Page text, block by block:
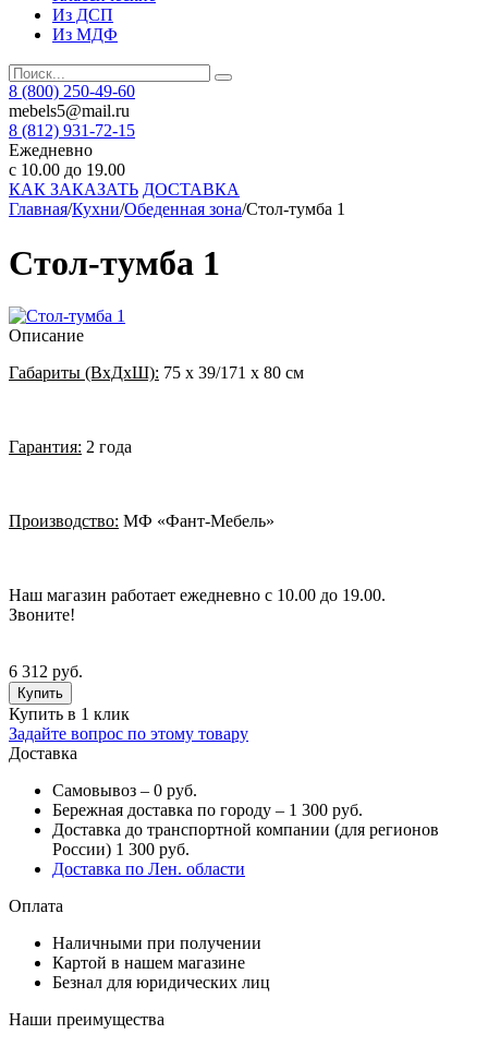
Из ДСП
Из МДФ
8 (800) 250-49-60
mebels5@mail.ru
8 (812) 931-72-15
Ежедневно
с 10.00 до 19.00
КАК ЗАКАЗАТЬ ДОСТАВКА
Главная/Кухни/Обеденная зона/Стол-тумба 1
Стол-тумба 1
Описание
Габариты (ВхДхШ): 75 х 39/171 х 80 см
Гарантия: 2 года
Производство: МФ «Фант-Мебель»
Наш магазин работает ежедневно с 10.00 до 19.00.
Звоните!
6 312 руб.
Купить в 1 клик
Задайте вопрос по этому товару
Доставка
Самовывоз – 0 руб.
Бережная доставка по городу – 1 300 руб.
Доставка до транспортной компании (для регионов
России) 1 300 руб.
Доставка по Лен. области
Оплата
Наличными при получении
Картой в нашем магазине
Безнал для юридических лиц
Наши преимущества